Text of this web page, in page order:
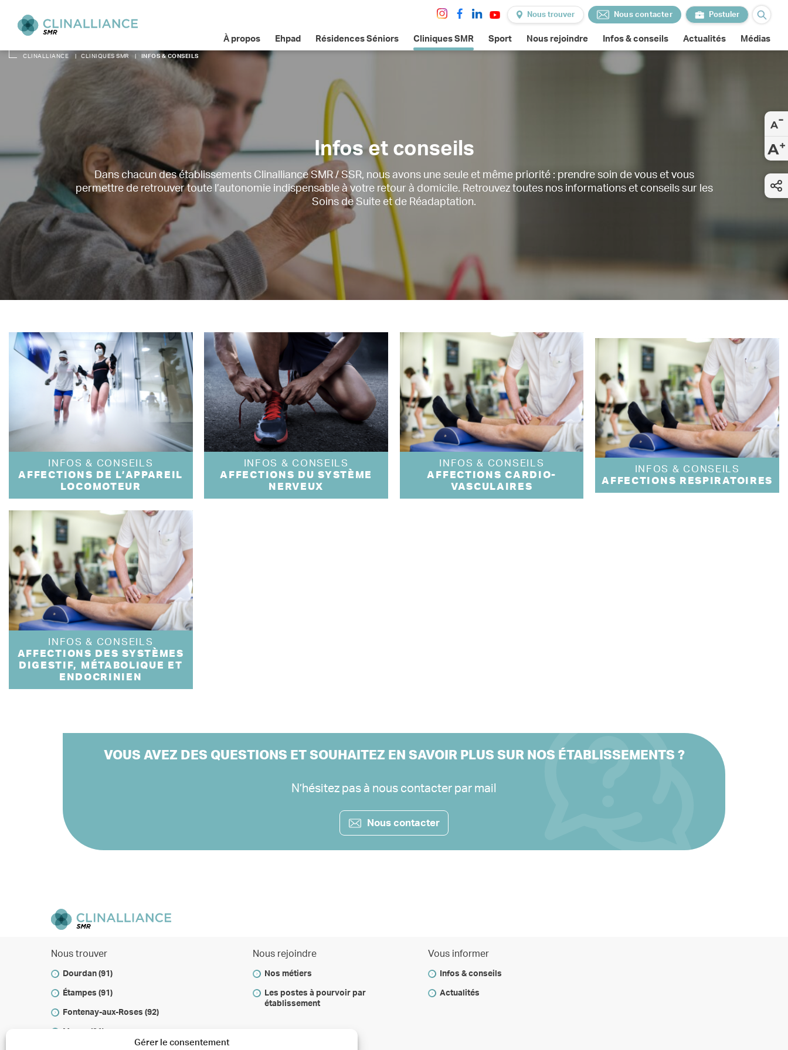
Gérer le consentement
Nous trouver
Nous contacter
Nous contacter
Postuler
Postuler
À propos Ehpad Résidences Séniors Cliniques SMR Sport Nous rejoindre Infos & conseils Actualités Médias
CLINALLIANCE CLINIQUES SMR INFOS & CONSEILS
Infos et conseils
Dans chacun des établissements Clinalliance SMR / SSR, nous avons une seule et même priorité : prendre soin de vous et vous
permettre de retrouver toute l’autonomie indispensable à votre retour à domicile. Retrouvez toutes nos informations et conseils sur les
Soins de Suite et de Réadaptation.
INFOS & CONSEILS
AFFECTIONS DE L’APPAREIL
LOCOMOTEUR
INFOS & CONSEILS
AFFECTIONS DU SYSTÈME
NERVEUX
INFOS & CONSEILS
AFFECTIONS CARDIO-
VASCULAIRES
INFOS & CONSEILS
AFFECTIONS RESPIRATOIRES
INFOS & CONSEILS
AFFECTIONS DES SYSTÈMES
DIGESTIF, MÉTABOLIQUE ET
ENDOCRINIEN
VOUS AVEZ DES QUESTIONS ET SOUHAITEZ EN SAVOIR PLUS SUR NOS ÉTABLISSEMENTS ?
N’hésitez pas à nous contacter par mail
Nous contacter
Nous trouver
Dourdan (91)
Étampes (91)
Fontenay-aux-Roses (92)
Massy (91)
Nous rejoindre
Nos métiers
Les postes à pourvoir par
établissement
Vous informer
Infos & conseils
Actualités